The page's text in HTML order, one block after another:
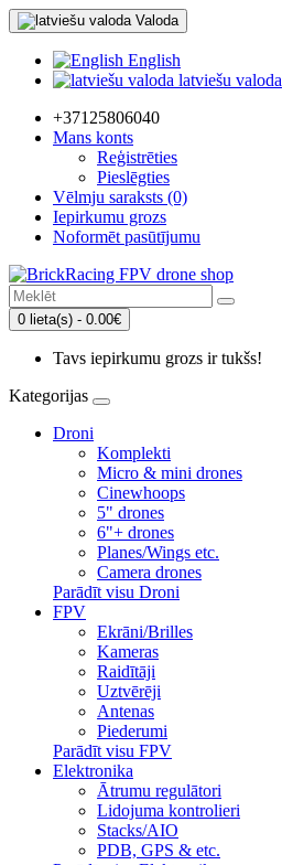
Valoda
English
latviešu valoda
+37125806040
Mans konts
Reģistrēties
Pieslēgties
Vēlmju saraksts (0)
Iepirkumu grozs
Noformēt pasūtījumu
0 lieta(s) - 0.00€
Tavs iepirkumu grozs ir tukšs!
Kategorijas
Droni
Komplekti
Micro & mini drones
Cinewhoops
5" drones
6"+ drones
Planes/Wings etc.
Camera drones
Parādīt visu Droni
FPV
Ekrāni/Brilles
Kameras
Raidītāji
Uztvērēji
Antenas
Piederumi
Parādīt visu FPV
Elektronika
Ātrumu regulātori
Lidojuma kontrolieri
Stacks/AIO
PDB, GPS & etc.